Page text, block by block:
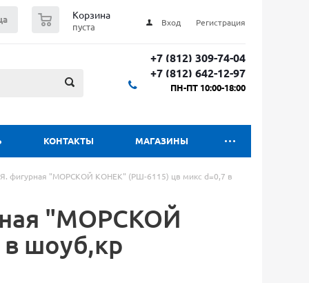
Вход Регистрация
Корзина
пуста
+7 (812) 309-74-04
+7 (812) 642-12-97
ПН-ПТ 10:00-18:00
КОНТАКТЫ МАГАЗИНЫ
фигурная "МОРСКОЙ КОНЕК" (РШ-6115) цв микс d=0,7 в
"МОРСКОЙ
шоуб,кр